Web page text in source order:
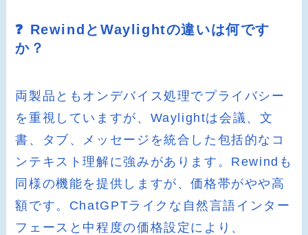
❓ RewindとWaylightの違いは何です
か？
両製品ともオンデバイス処理でプライバシー
を重視していますが、Waylightは会議、文
書、タブ、メッセージを統合した包括的なコ
ンテキスト理解に強みがあります。Rewindも
同様の機能を提供しますが、価格帯がやや高
額です。ChatGPTライクな自然言語インター
フェースと中程度の価格設定により、